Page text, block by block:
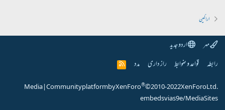
اراکین
مہر
اردو جدید
رابطہ قواعد و ضوابط راز داری مدد
R
S
Community platform by XenForo®© 2010-2022 XenForo Ltd.
|
Media
embeds via s9e/MediaSites